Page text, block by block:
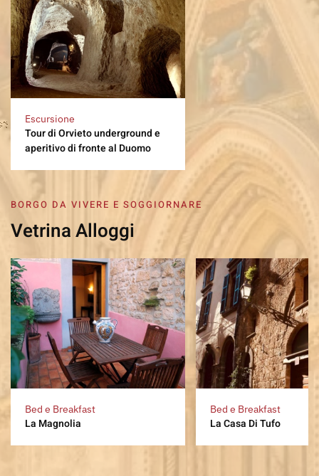
Escursione
Tour di Orvieto underground e
aperitivo di fronte al Duomo
BORGO DA VIVERE E SOGGIORNARE
Vetrina Alloggi
Bed e Breakfast
La Magnolia
Bed e Breakfast
La Casa Di Tufo